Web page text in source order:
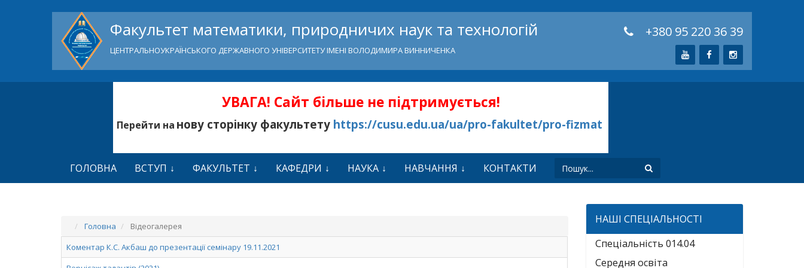
Факультет математики, природничих наук та технологій
ЦЕНТРАЛЬНОУКРАЇНСЬКОГО ДЕРЖАВНОГО УНІВЕРСИТЕТУ ІМЕНІ ВОЛОДИМИРА ВИННИЧЕНКА
+380 95 220 36 39
УВАГА! Сайт більше не підтримується!
Перейти на нову сторінку факультету https://cusu.edu.ua/ua/pro-fakultet/pro-fizmat
ГОЛОВНА ВСТУП ФАКУЛЬТЕТ КАФЕДРИ НАУКА НАВЧАННЯ КОНТАКТИ
Головна
Відеогалерея
Коментар К.С. Акбаш до презентації семінару 19.11.2021
НАШІ СПЕЦІАЛЬНОСТІ
Спеціальність 014.04
Середня освіта